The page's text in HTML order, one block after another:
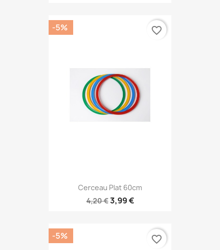
Cerceau Plat 60cm
4,20 €3,99 €
-5% favorite_border
-5% favorite_border